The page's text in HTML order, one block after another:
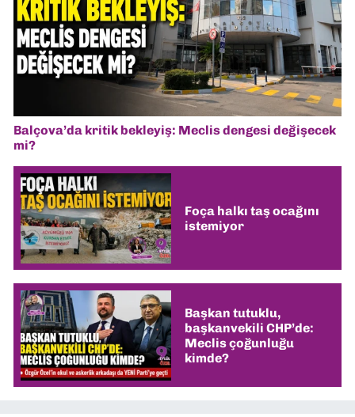
Balçova’da kritik bekleyiş: Meclis dengesi değişecek
mi?
Foça halkı taş ocağını
istemiyor
Başkan tutuklu,
başkanvekili CHP’de:
Meclis çoğunluğu
kimde?